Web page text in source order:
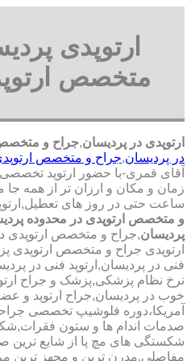
ارتوپدی
متخصص
ارتوپدی در پردیسان,جراح و متخصص
در پردیسان,جراح و متخصص
آقای قمری-با حضور ارتوپد
ساعت حتی در روز های
و متخصص ارتوپدی در محدوده
پردیسان,جراح و متخصص ارتوپدی
ارتوپدی جراح و متخصص ارتوپدی
فنی در پردیسان,ارتوپد فنی در
نرخ نظام پزشکی,پزشک و جراح
خوب در پردیسان,جراح ارتوپد و
آمریکا،دوره فلوشیپ تخصصی
صدمات اندام ها و ستون
شکستگی های مچ پا از شایع ترین
مفاصلی,مدرن ترین و مجهز ترین